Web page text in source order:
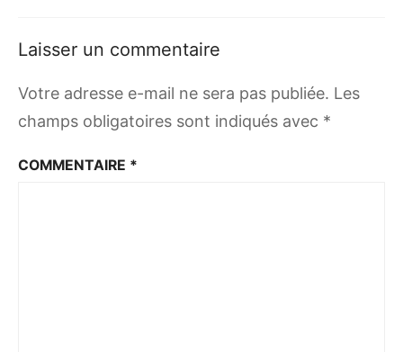
Laisser un commentaire
Votre adresse e-mail ne sera pas publiée. Les
champs obligatoires sont indiqués avec *
COMMENTAIRE *